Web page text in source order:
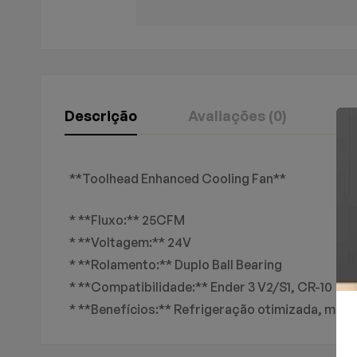
Descrição Avaliações (0)
**Toolhead Enhanced Cooling Fan**
* **Fluxo:** 25CFM
* **Voltagem:** 24V
* **Rolamento:** Duplo Ball Bearing
* **Compatibilidade:** Ender 3 V2/S1, CR-10
* **Benefícios:** Refrigeração otimizada,
Avaliação E
Não há comentários
Perguntas &
Não há nenhuma